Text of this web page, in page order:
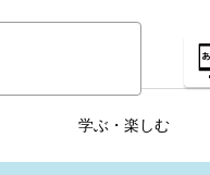
学ぶ・楽しむ